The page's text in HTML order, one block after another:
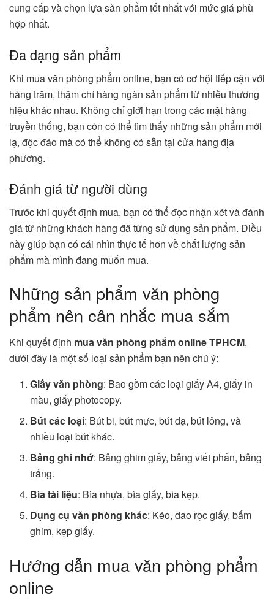
cung cấp và chọn lựa sản phẩm tốt nhất với mức giá phù
hợp nhất.
Đa dạng sản phẩm
Khi mua văn phòng phẩm online, bạn có cơ hội tiếp cận với
hàng trăm, thậm chí hàng ngàn sản phẩm từ nhiều thương
hiệu khác nhau. Không chỉ giới hạn trong các mặt hàng
truyền thống, bạn còn có thể tìm thấy những sản phẩm mới
lạ, độc đáo mà có thể không có sẵn tại cửa hàng địa
phương.
Đánh giá từ người dùng
Trước khi quyết định mua, bạn có thể đọc nhận xét và đánh
giá từ những khách hàng đã từng sử dụng sản phẩm. Điều
này giúp bạn có cái nhìn thực tế hơn về chất lượng sản
phẩm mà mình đang muốn mua.
Những sản phẩm văn phòng
phẩm nên cân nhắc mua sắm
Khi quyết định mua văn phòng phẩm online TPHCM,
dưới đây là một số loại sản phẩm bạn nên chú ý:
Giấy văn phòng: Bao gồm các loại giấy A4, giấy in
màu, giấy photocopy.
Bút các loại: Bút bi, bút mực, bút dạ, bút lông, và
nhiều loại bút khác.
Bảng ghi nhớ: Bảng ghim giấy, bảng viết phấn, bảng
trắng.
Bìa tài liệu: Bìa nhựa, bìa giấy, bìa kẹp.
Dụng cụ văn phòng khác: Kéo, dao rọc giấy, bấm
ghim, kẹp giấy.
Hướng dẫn mua văn phòng phẩm
online